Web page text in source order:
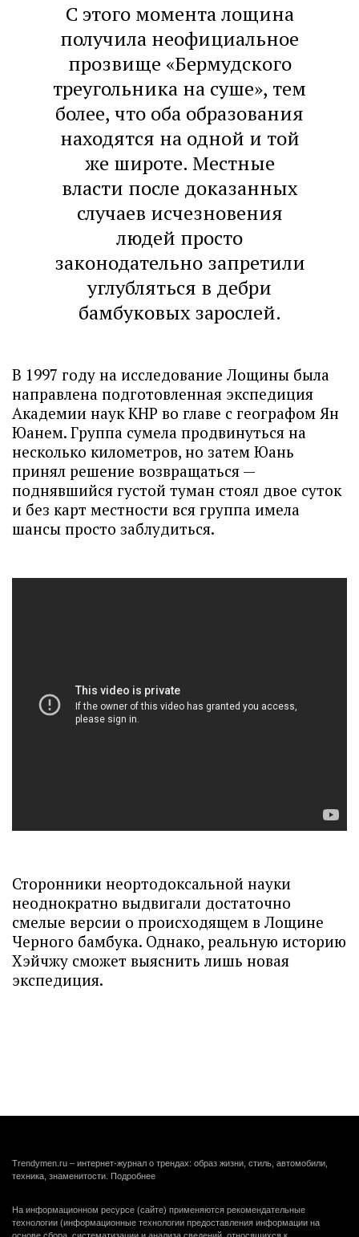
С этого момента лощина
получила неофициальное
прозвище «Бермудского
треугольника на суше», тем
более, что оба образования
находятся на одной и той
же широте. Местные
власти после доказанных
случаев исчезновения
людей просто
законодательно запретили
углубляться в дебри
бамбуковых зарослей.
В 1997 году на исследование Лощины была
направлена подготовленная экспедиция
Академии наук КНР во главе с географом Ян
Юанем. Группа сумела продвинуться на
несколько километров, но затем Юань
принял решение возвращаться —
поднявшийся густой туман стоял двое суток
и без карт местности вся группа имела
шансы просто заблудиться.
Сторонники неортодоксальной науки
неоднократно выдвигали достаточно
смелые версии о происходящем в Лощине
Черного бамбука. Однако, реальную историю
Хэйчжу сможет выяснить лишь новая
экспедиция.
Trendymen.ru – интернет-журнал о трендах: образ жизни, стиль, автомобили,
техника, знаменитости. Подробнее
На информационном ресурсе (сайте) применяются рекомендательные
технологии (информационные технологии предоставления информации на